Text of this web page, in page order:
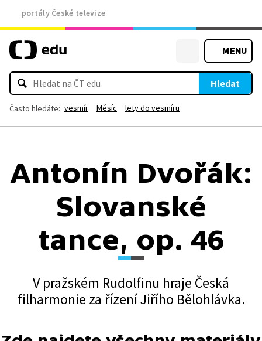
portály České televize
MENU
Hledat
Často hledáte: vesmír Měsíc lety do vesmíru
Antonín Dvořák:
Slovanské
tance, op. 46
V pražském Rudolfinu hraje Česká
filharmonie za řízení Jiřího Bělohlávka.